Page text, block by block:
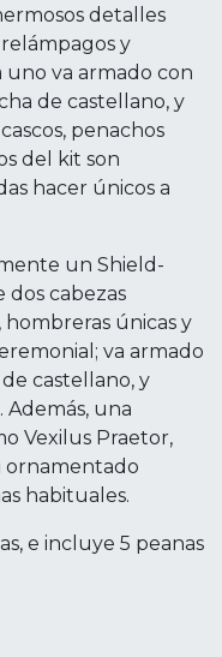
detalles
y
uno va armado con
de castellano, y
penachos
del kit son
hacer únicos a
un Shield-
dos cabezas
únicas y
va armado
castellano, y
una
Vexilus Praetor,
ornamentado
habituales.
e incluye 5 peanas